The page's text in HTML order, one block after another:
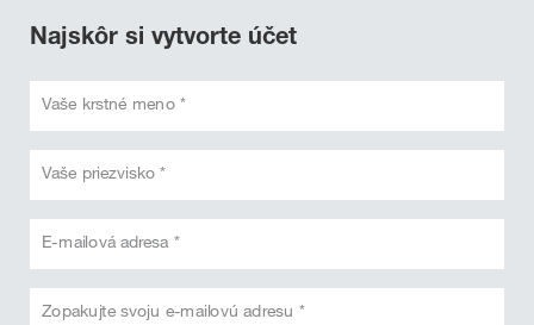
Najskôr si vytvorte účet
Vaše krstné meno *
Vaše priezvisko *
E-mailová adresa *
Zopakujte svoju e-mailovú adresu *